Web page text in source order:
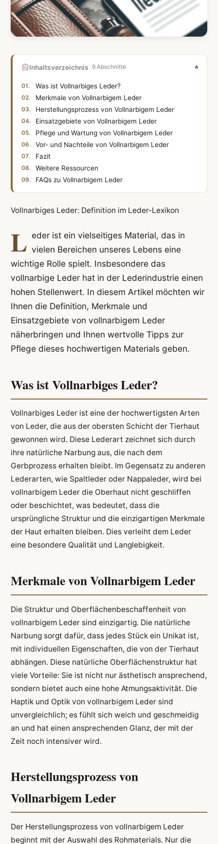
Inhaltsverzeichnis 9 Abschnitte
Was ist Vollnarbiges Leder?
Merkmale von Vollnarbigem Leder
Herstellungsprozess von Vollnarbigem Leder
Einsatzgebiete von Vollnarbigem Leder
Pflege und Wartung von Vollnarbigem Leder
Vor- und Nachteile von Vollnarbigem Leder
Fazit
Weitere Ressourcen
FAQs zu Vollnarbigem Leder
Vollnarbiges Leder: Definition im Leder-Lexikon
L eder ist ein vielseitiges Material, das in
vielen Bereichen unseres Lebens eine
wichtige Rolle spielt. Insbesondere das
vollnarbige Leder hat in der Lederindustrie einen
hohen Stellenwert. In diesem Artikel möchten wir
Ihnen die Definition, Merkmale und
Einsatzgebiete von vollnarbigem Leder
näherbringen und Ihnen wertvolle Tipps zur
Pflege dieses hochwertigen Materials geben.
Was ist Vollnarbiges Leder?
Vollnarbiges Leder ist eine der hochwertigsten Arten
von Leder, die aus der obersten Schicht der Tierhaut
gewonnen wird. Diese Lederart zeichnet sich durch
ihre natürliche Narbung aus, die nach dem
Gerbprozess erhalten bleibt. Im Gegensatz zu anderen
Lederarten, wie Spaltleder oder Nappaleder, wird bei
vollnarbigem Leder die Oberhaut nicht geschliffen
oder beschichtet, was bedeutet, dass die
ursprüngliche Struktur und die einzigartigen Merkmale
der Haut erhalten bleiben. Dies verleiht dem Leder
eine besondere Qualität und Langlebigkeit.
Merkmale von Vollnarbigem Leder
Die Struktur und Oberflächenbeschaffenheit von
vollnarbigem Leder sind einzigartig. Die natürliche
Narbung sorgt dafür, dass jedes Stück ein Unikat ist,
mit individuellen Eigenschaften, die von der Tierhaut
abhängen. Diese natürliche Oberflächenstruktur hat
viele Vorteile: Sie ist nicht nur ästhetisch ansprechend,
sondern bietet auch eine hohe Atmungsaktivität. Die
Haptik und Optik von vollnarbigem Leder sind
unvergleichlich; es fühlt sich weich und geschmeidig
an und hat einen ansprechenden Glanz, der mit der
Zeit noch intensiver wird.
Herstellungsprozess von
Vollnarbigem Leder
Der Herstellungsprozess von vollnarbigem Leder
beginnt mit der Auswahl des Rohmaterials. Nur die